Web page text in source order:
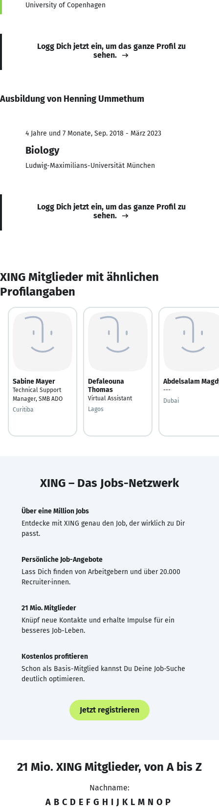
University of Copenhagen
Logg Dich jetzt ein, um das ganze Profil zu
sehen.
Ausbildung von Henning Ummethum
4 Jahre und 7 Monate, Sep. 2018 - März 2023
Biology
Ludwig-Maximilians-Universität München
Logg Dich jetzt ein, um das ganze Profil zu
sehen.
XING Mitglieder mit ähnlichen
Profilangaben
Sabine Mayer
Technical Support
Manager, SMB ADO
Curitiba
Defaleouna
Thomas
Virtual Assistant
Lagos
Abdelsalam
---
Dubai
XING – Das Jobs-Netzwerk
Über eine Million Jobs
Entdecke mit XING genau den Job, der wirklich zu Dir
passt.
Persönliche Job-Angebote
Lass Dich finden von Arbeitgebern und über 20.000
Recruiter·innen.
21 Mio. Mitglieder
Knüpf neue Kontakte und erhalte Impulse für ein
besseres Job-Leben.
Kostenlos profitieren
Schon als Basis-Mitglied kannst Du Deine Job-Suche
deutlich optimieren.
Jetzt registrieren
21 Mio. XING Mitglieder, von A bis Z
Nachname:
A B C D E F G H I J K L M N O P